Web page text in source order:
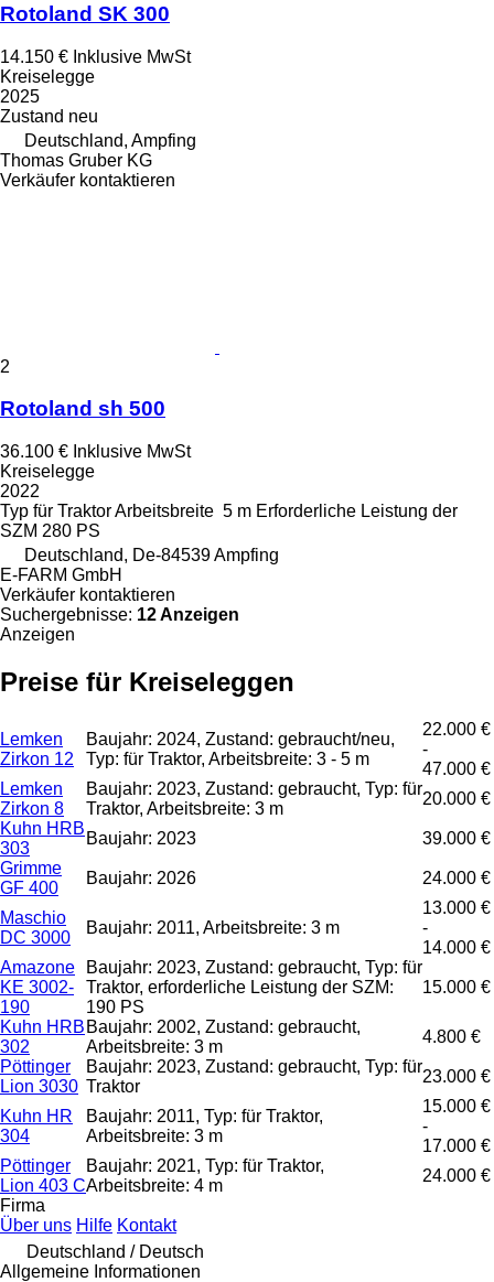
Rotoland SK 300
14.150 € Inklusive MwSt
Kreiselegge
2025
Zustand neu
Deutschland, Ampfing
Thomas Gruber KG
Verkäufer kontaktieren
2
Rotoland sh 500
36.100 € Inklusive MwSt
Kreiselegge
2022
Typ für TraktorArbeitsbreite 5 m Erforderliche Leistung der
SZM 280 PS
Deutschland, De-84539 Ampfing
E-FARM GmbH
Verkäufer kontaktieren
Suchergebnisse: 12 Anzeigen
Anzeigen
Preise für Kreiseleggen
Lemken
Zirkon 12
Baujahr: 2024, Zustand: gebraucht/neu,
Typ: für Traktor, Arbeitsbreite: 3 - 5 m
22.000 €
-
47.000 €
Lemken
Zirkon 8
Baujahr: 2023, Zustand: gebraucht, Typ: für
Traktor, Arbeitsbreite: 3 m
20.000 €
Kuhn HRB
303
Baujahr: 2023
39.000 €
Grimme
GF 400
Baujahr: 2026 24.000 €
Maschio
DC 3000
Baujahr: 2011, Arbeitsbreite: 3 m
13.000 €
-
14.000 €
Amazone
KE 3002-
190
Baujahr: 2023, Zustand: gebraucht, Typ: für
Traktor, erforderliche Leistung der SZM:
190 PS
15.000 €
Kuhn HRB
302
Baujahr: 2002, Zustand: gebraucht,
Arbeitsbreite: 3 m
4.800 €
Pöttinger
Lion 3030
Baujahr: 2023, Zustand: gebraucht, Typ: für
Traktor
23.000 €
Kuhn HR
304
Baujahr: 2011, Typ: für Traktor,
Arbeitsbreite: 3 m
15.000 €
-
17.000 €
Pöttinger
Lion 403 C
Baujahr: 2021, Typ: für Traktor,
Arbeitsbreite: 4 m
24.000 €
Firma
Über uns Hilfe Kontakt
Deutschland / Deutsch
Allgemeine Informationen